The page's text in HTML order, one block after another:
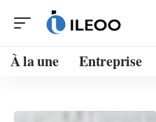
À la une Entreprise